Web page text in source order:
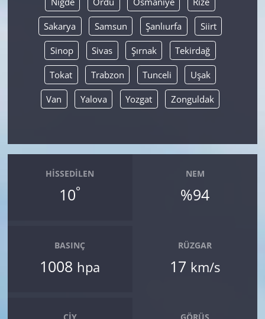
Sakarya Samsun Şanlıurfa Siirt
Sinop Sivas Şırnak Tekirdağ
Tokat Trabzon Tunceli Uşak
Van Yalova Yozgat Zonguldak
HISSEDILEN
10°
NEM
%94
BASINÇ
1008 hpa
RÜZGAR
17 km/s